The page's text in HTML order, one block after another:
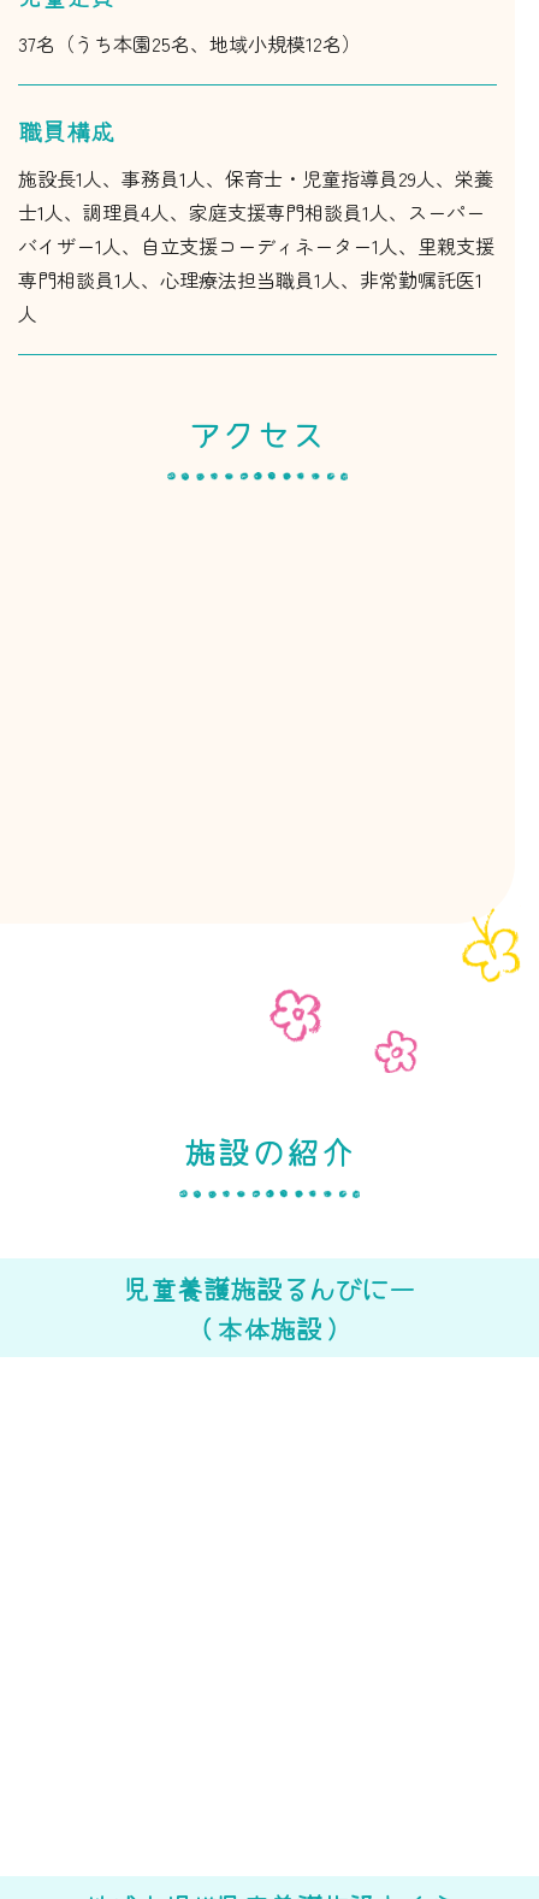
37名（うち本園25名、地域小規模12名）
職員構成
施設長1人、事務員1人、保育士・児童指導員29人、栄養
士1人、調理員4人、家庭支援専門相談員1人、スーパー
バイザー1人、自立支援コーディネーター1人、里親支援
専門相談員1人、心理療法担当職員1人、非常勤嘱託医1
人
アクセス
施設の紹介
児童養護施設るんびにー
（本体施設）